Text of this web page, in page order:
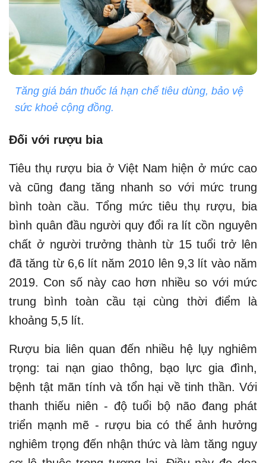
Tăng giá bán thuốc lá hạn chế tiêu dùng, bảo vệ
sức khoẻ cộng đồng.
Đối với rượu bia
Tiêu thụ rượu bia ở Việt Nam hiện ở mức cao
và cũng đang tăng nhanh so với mức trung
bình toàn cầu. Tổng mức tiêu thụ rượu, bia
bình quân đầu người quy đổi ra lít cồn nguyên
chất ở người trưởng thành từ 15 tuổi trở lên
đã tăng từ 6,6 lít năm 2010 lên 9,3 lít vào năm
2019. Con số này cao hơn nhiều so với mức
trung bình toàn cầu tại cùng thời điểm là
khoảng 5,5 lít.
Rượu bia liên quan đến nhiều hệ lụy nghiêm
trọng: tai nạn giao thông, bạo lực gia đình,
bệnh tật mãn tính và tổn hại về tinh thần. Với
thanh thiếu niên - độ tuổi bộ não đang phát
triển mạnh mẽ - rượu bia có thể ảnh hưởng
nghiêm trọng đến nhận thức và làm tăng nguy